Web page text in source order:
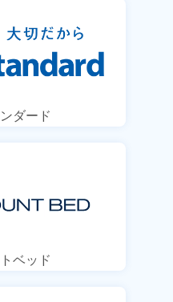
ダード
ベッド